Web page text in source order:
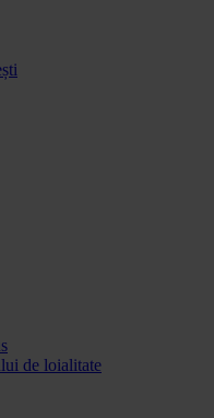
de loialitate